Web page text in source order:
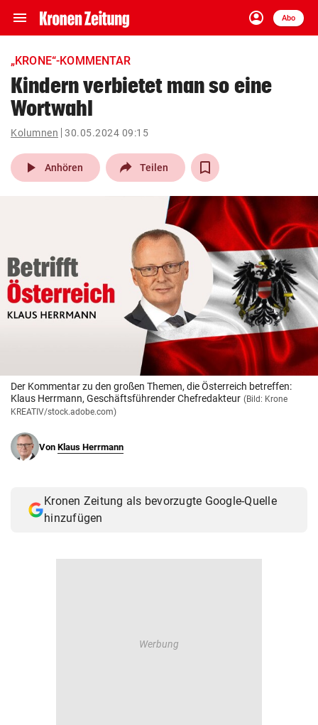
menu Navigation
ein-/ausklappen
account_circle
Anmelden
Abo
close Schließen
account_circle Anmelden
pin_drop
Wien arrow_right
eingeben
© Krone Multimedia GmbH & Co KG 2026
„KRONE“-KOMMENTAR
Kindern verbietet man so eine
Wortwahl
Kolumnen 30.05.2024 09:15
play_arrow Anhören Teilen
Der Kommentar zu den großen Themen, die Österreich betreffen:
Klaus Herrmann, Geschäftsführender Chefredakteur (Bild: Krone
KREATIV/stock.adobe.com)
Von Klaus Herrmann
Kronen Zeitung als bevorzugte Google-Quelle
hinzufügen